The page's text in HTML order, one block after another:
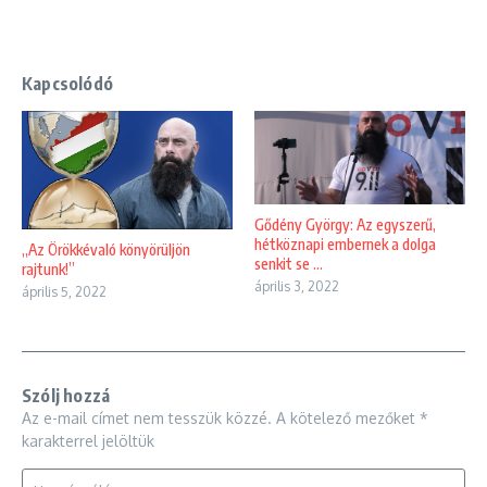
Kapcsolódó
„Az Örökkévaló könyörüljön
rajtunk!”
április 5, 2022
Gődény György: Az egyszerű,
hétköznapi embernek a dolga
senkit se ...
április 3, 2022
Szólj hozzá
Az e-mail címet nem tesszük közzé. A kötelező mezőket *
karakterrel jelöltük